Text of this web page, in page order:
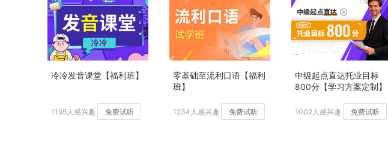
冷冷发音课堂【福利班】
1195人感兴趣 免费试听
零基础至流利口语【福利
班】
1234人感兴趣 免费试听
中级起点直达托业目标
800分【学习方案定制】
1002人感兴趣 免费试听